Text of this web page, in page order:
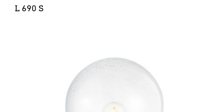
L 690 S